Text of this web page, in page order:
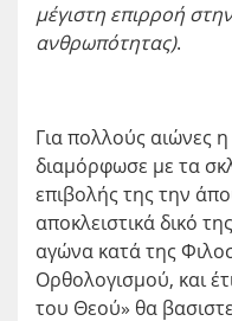
μέγιστη επιρροή
ανθρωπότητας).
Για πολλούς αιώνες
διαμόρφωσε με τα
επιβολής της την
αποκλειστικά δικό
αγώνα κατά της
Ορθολογισμού, και
του Θεού» θα